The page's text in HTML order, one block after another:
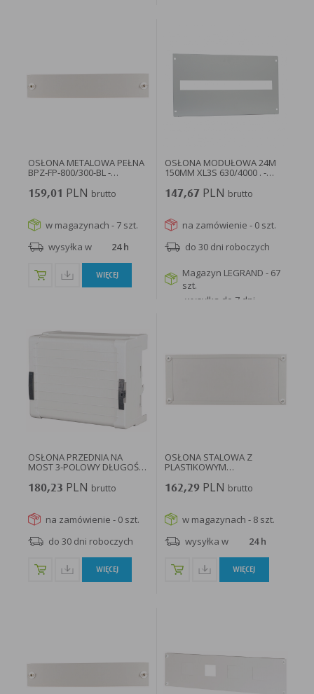
OSŁONA METALOWA PEŁNA
BPZ-FP-800/300-BL -
159,01 PLN brutto
w magazynach - 7 szt.
wysyłka w
24 h
WIĘCEJ
OSŁONA MODUŁOWA 24M
150MM XL3S 630/4000 . -
147,67 PLN brutto
na zamówienie - 0 szt.
do 30 dni roboczych
Magazyn LEGRAND - 67
szt.
wysyłka do 7 dni
OSŁONA PRZEDNIA NA
MOST 3-POLOWY DŁUGOŚĆ
180,23 PLN brutto
na zamówienie - 0 szt.
do 30 dni roboczych
WIĘCEJ
OSŁONA STALOWA Z
PLASTIKOWYM
600/300-BL...
162,29 PLN brutto
w magazynach - 8 szt.
wysyłka w
24 h
WIĘCEJ